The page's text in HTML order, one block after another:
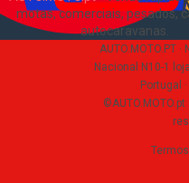
motas, comerciais, pesados,
autocaravanas
AUTO.MOTO.PT ·
Nacional N10-1
Portugal ·
©AUTO.MOTO.pt